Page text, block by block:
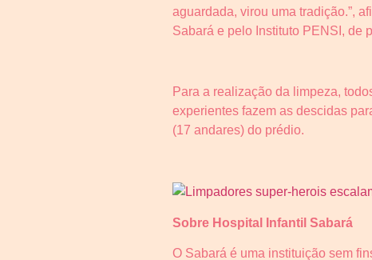
aguardada, virou uma tradição.”,
Sabará e pelo Instituto PENSI, de
Para a realização da limpeza,
experientes fazem as descidas
(17 andares) do prédio.
Sobre Hospital Infantil Sabará
O Sabará é uma instituição sem